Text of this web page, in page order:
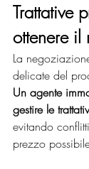
Trattative
ottenere
La
delicate del
Un agente
gestire le
evitando
prezzo